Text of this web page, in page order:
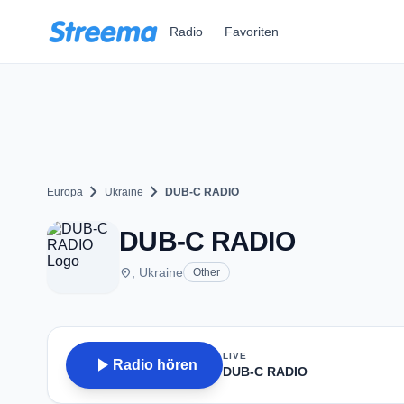
Radio Favoriten
Europa chevron_right Ukraine chevron_right DUB-C RADIO
DUB-C RADIO
place , Ukraine Other
play_arrow Radio hören
LIVE
DUB-C RADIO